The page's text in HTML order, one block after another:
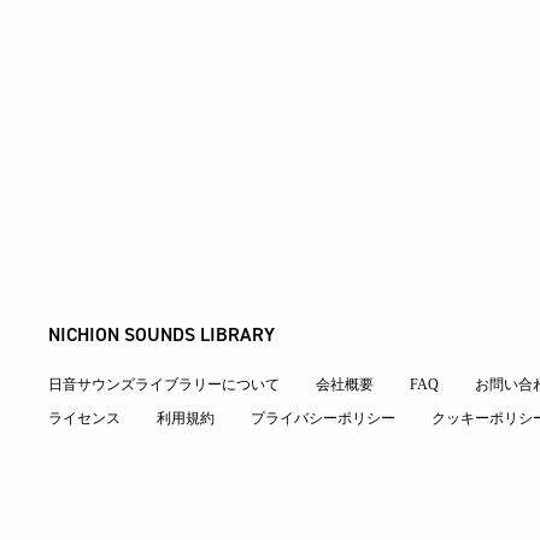
NICHION SOUNDS LIBRARY
日音サウンズライブラリーについて 会社概要 FAQ
お問い合
ライセンス
利用規約 プライバシーポリシー クッキーポリシ